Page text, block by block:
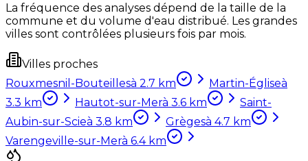
La fréquence des analyses dépend de la taille de la
commune et du volume d'eau distribué. Les grandes
villes sont contrôlées plusieurs fois par mois.
Villes proches
Rouxmesnil-Bouteillesà 2.7 km Martin-Égliseà
3.3 km Hautot-sur-Merà 3.6 km
Saint-
Aubin-sur-Scieà 3.8 km Grègesà 4.7 km
Varengeville-sur-Merà 6.4km